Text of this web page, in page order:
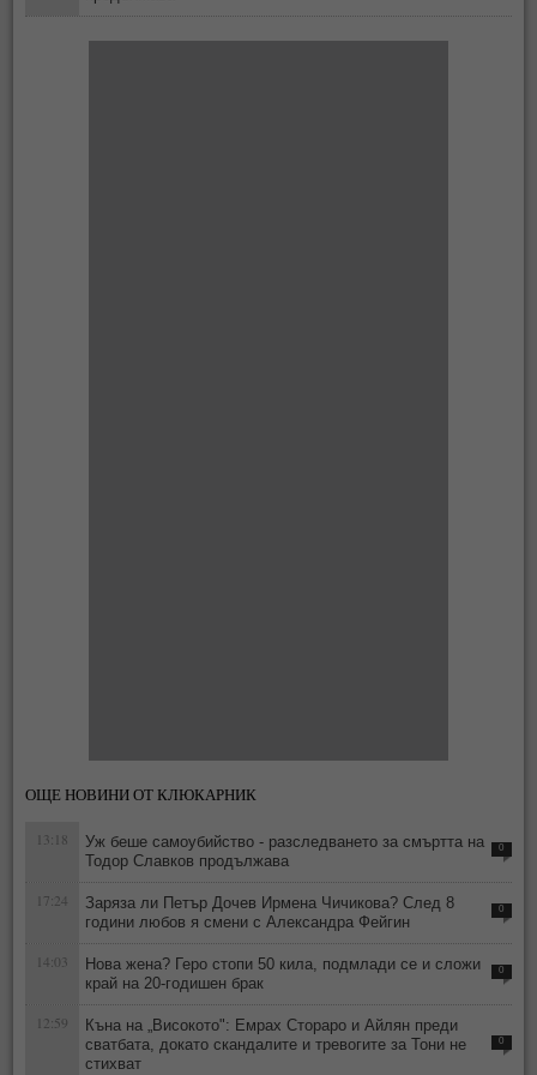
ОЩЕ НОВИНИ ОТ КЛЮКАРНИК
13:18
Уж беше самоубийство - разследването за смъртта на
Тодор Славков продължава
0
17:24
Заряза ли Петър Дочев Ирмена Чичикова? След 8
години любов я смени с Александра Фейгин
0
14:03
Нова жена? Геро стопи 50 кила, подмлади се и сложи
край на 20-годишен брак
0
12:59
Къна на „Високото": Емрах Стораро и Айлян преди
сватбата, докато скандалите и тревогите за Тони не
стихват
0